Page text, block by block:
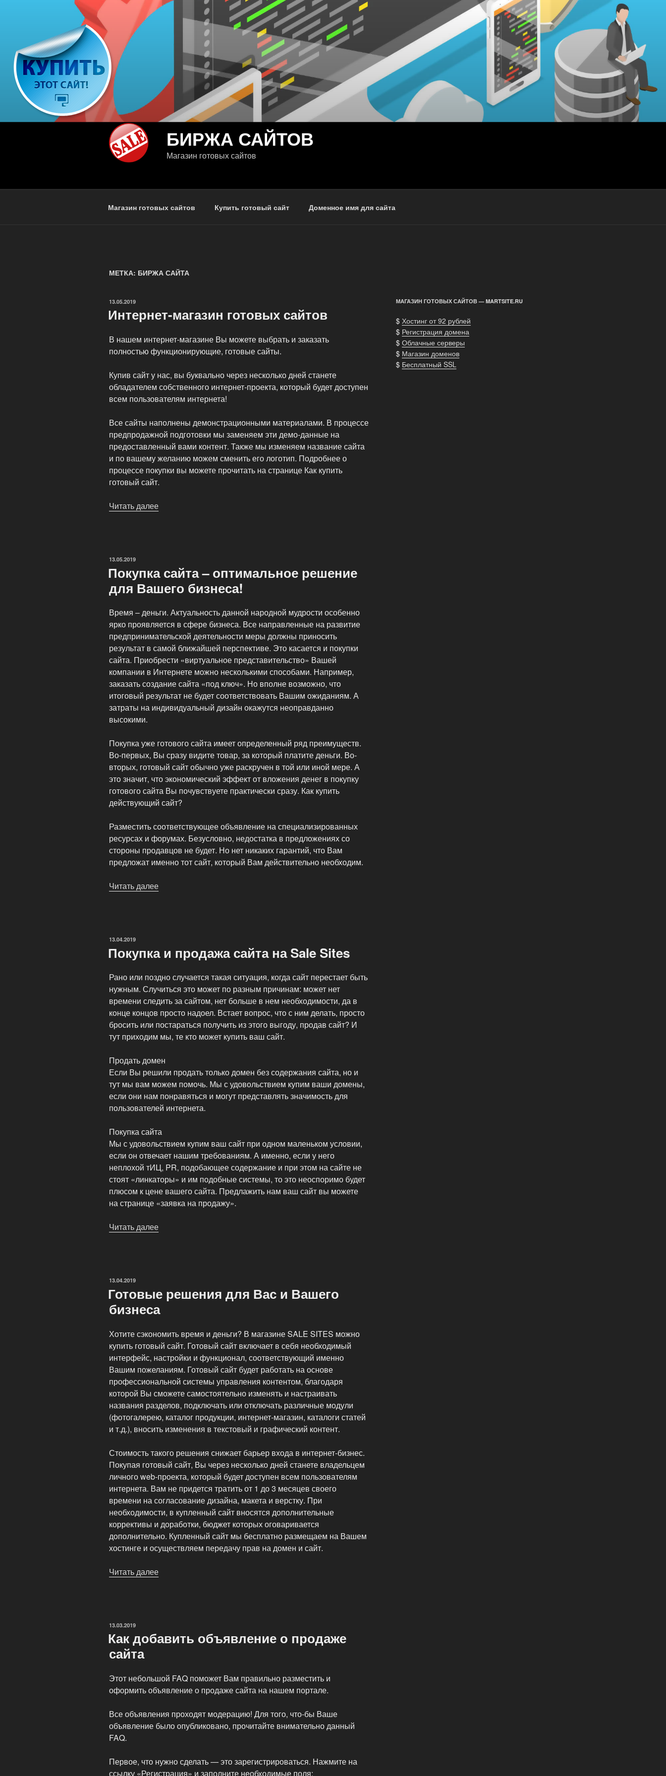
БИРЖА САЙТОВ
Магазин готовых сайтов
Магазин готовых сайтов Купить готовый сайт Доменное имя для сайта
МЕТКА: БИРЖА САЙТА
ОПУБЛИКОВАНО
13.05.2019
Интернет-магазин готовых сайтов
В нашем интернет-магазине Вы можете выбрать и заказать
полностью функционирующие, готовые сайты.
Купив сайт у нас, вы буквально через несколько дней станете
обладателем собственного интернет-проекта, который будет доступен
всем пользователям интернета!
Все сайты наполнены демонстрационными материалами. В процессе
предпродажной подготовки мы заменяем эти демо-данные на
предоставленный вами контент. Также мы изменяем название сайта
и по вашему желанию можем сменить его логотип. Подробнее о
процессе покупки вы можете прочитать на странице Как купить
готовый сайт.
Читать далее
ОПУБЛИКОВАНО
13.05.2019
Покупка сайта – оптимальное решение
для Вашего бизнеса!
Время – деньги. Актуальность данной народной мудрости особенно
ярко проявляется в сфере бизнеса. Все направленные на развитие
предпринимательской деятельности меры должны приносить
результат в самой ближайшей перспективе. Это касается и покупки
сайта. Приобрести «виртуальное представительство» Вашей
компании в Интернете можно несколькими способами. Например,
заказать создание сайта «под ключ». Но вполне возможно, что
итоговый результат не будет соответствовать Вашим ожиданиям. А
затраты на индивидуальный дизайн окажутся неоправданно
высокими.
Покупка уже готового сайта имеет определенный ряд преимуществ.
Во-первых, Вы сразу видите товар, за который платите деньги. Во-
вторых, готовый сайт обычно уже раскручен в той или иной мере. А
это значит, что экономический эффект от вложения денег в покупку
готового сайта Вы почувствуете практически сразу. Как купить
действующий сайт?
Разместить соответствующее объявление на специализированных
ресурсах и форумах. Безусловно, недостатка в предложениях со
стороны продавцов не будет. Но нет никаких гарантий, что Вам
предложат именно тот сайт, который Вам действительно необходим.
Читать далее
Вашего
ОПУБЛИКОВАНО
13.04.2019
Покупка и продажа сайта на Sale Sites
Рано или поздно случается такая ситуация, когда сайт перестает быть
нужным. Случиться это может по разным причинам: может нет
времени следить за сайтом, нет больше в нем необходимости, да в
конце концов просто надоел. Встает вопрос, что с ним делать, просто
бросить или постараться получить из этого выгоду, продав сайт? И
тут приходим мы, те кто может купить ваш сайт.
Продать домен
Если Вы решили продать только домен без содержания сайта, но и
тут мы вам можем помочь. Мы с удовольствием купим ваши домены,
если они нам понравяться и могут представлять значимость для
пользователей интернета.
Покупка сайта
Мы с удовольствием купим ваш сайт при одном маленьком условии,
если он отвечает нашим требованиям. А именно, если у него
неплохой тИЦ, PR, подобающее содержание и при этом на сайте не
стоят «линкаторы» и им подобные системы, то это неоспоримо будет
плюсом к цене вашего сайта. Предлажить нам ваш сайт вы можете
на странице «заявка на продажу».
Читать далее
Sites»
ОПУБЛИКОВАНО
13.04.2019
Готовые решения для Вас и Вашего
бизнеса
Хотите сэкономить время и деньги? В магазине SALE SITES можно
купить готовый сайт. Готовый сайт включает в себя необходимый
интерфейс, настройки и функционал, соответствующий именно
Вашим пожеланиям. Готовый сайт будет работать на основе
профессиональной системы управления контентом, благодаря
которой Вы сможете самостоятельно изменять и настраивать
названия разделов, подключать или отключать различные модули
(фотогалерею, каталог продукции, интернет-магазин, каталоги статей
и т.д.), вносить изменения в текстовый и графический контент.
Стоимость такого решения снижает барьер входа в интернет-бизнес.
Покупая готовый сайт, Вы через несколько дней станете владельцем
личного web-проекта, который будет доступен всем пользователям
интернета. Вам не придется тратить от 1 до 3 месяцев своего
времени на согласование дизайна, макета и верстку. При
необходимости, в купленный сайт вносятся дополнительные
коррективы и доработки, бюджет которых оговаривается
дополнительно. Купленный сайт мы бесплатно размещаем на Вашем
хостинге и осуществляем передачу прав на домен и сайт.
Читать далее
бизнеса»
ОПУБЛИКОВАНО
13.03.2019
Как добавить объявление о продаже
сайта
Этот небольшой FAQ поможет Вам правильно разместить и
оформить объявление о продаже сайта на нашем портале.
Все объявления проходят модерацию! Для того, что-бы Ваше
объявление было опубликовано, прочитайте внимательно данный
FAQ.
Первое, что нужно сделать — это зарегистрироваться. Нажмите на
ссылку «Регистрация» и заполните необходимые поля:
МАГАЗИН ГОТОВЫХ САЙТОВ — MARTSITE.RU
$ Хостинг от 92 рублей
$ Регистрация домена
$ Облачные серверы
$ Магазин доменов
$ Бесплатный SSL